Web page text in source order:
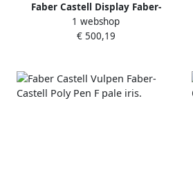
Faber Castell Display Faber-
Castell Unicorn en Dino 192 stuks
1 webshop
€ 500,19